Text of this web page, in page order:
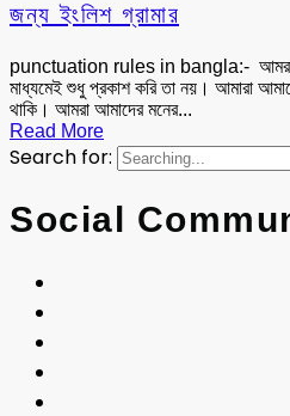
জন্য ইংলিশ গ্রামার
punctuation rules in bangla:- আমরা
মাধ্যমেই শুধু প্রকাশ করি তা নয়। আমারা
থাকি। আমরা আমাদের মনের...
Read More
Search for:
Social